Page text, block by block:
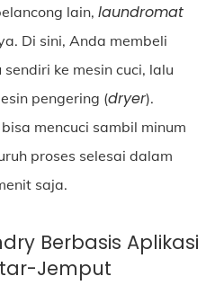
lain, laundromat
Di sini, Anda membeli
ke mesin cuci, lalu
pengering (dryer).
mencuci sambil minum
proses selesai dalam
saja.
Berbasis Aplikasi
Jemput